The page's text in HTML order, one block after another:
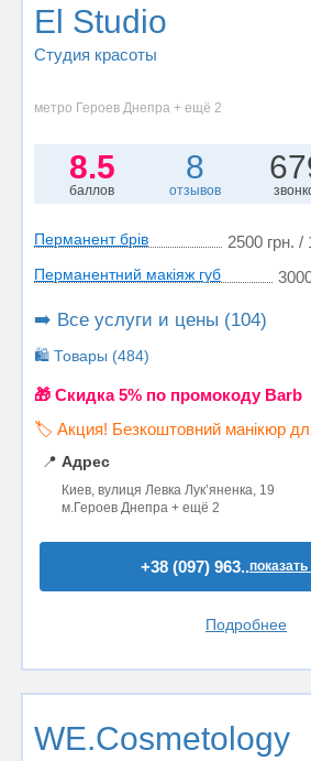
El Studio
Студия красоты
метро Героев Днепра + ещё 2
8.5
баллов
8
отзывов
Перманент брів 2500 грн. /
Перманентний макіяж губ
➡️ Все услуги и цены (104)
🛍️ Товары (484)
🎁 Cкидка 5% по промокоду Barb
🏷️ Акция! Безкоштовний манікюр
📍 Адрес
Киев, вулиця Левка Лукʼяненка, 19
м.Героев Днепра + ещё 2
+38 (097) 963..
Подробнее
WE.Cosmetology